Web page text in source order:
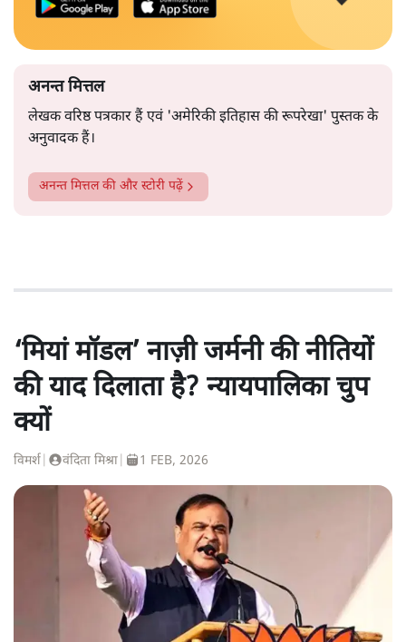
अनन्त मित्तल
लेखक वरिष्ठ पत्रकार हैं एवं 'अमेरिकी इतिहास की रूपरेखा' पुस्तक के
अनुवादक हैं।
अनन्त मित्तलकी और स्टोरी पढ़ें
‘मियां मॉडल’ नाज़ी जर्मनी की नीतियों
की याद दिलाता है? न्यायपालिका चुप
क्यों
विमर्श वंदिता मिश्रा 1 FEB, 2026